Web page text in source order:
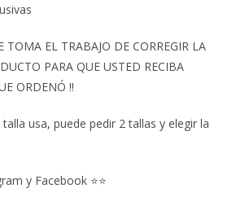
TOMA EL TRABAJO DE CORREGIR LA
PARA QUE USTED RECIBA
ORDENÓ ‼️
usa, puede pedir 2 tallas y elegir la
y Facebook ⭐⭐